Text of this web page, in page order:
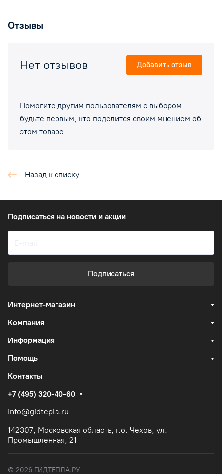
Отзывы
Помогите другим пользователям с выбором -
будьте первым, кто поделится своим мнением об
этом товаре
Нет отзывов Добавить отзыв
Назад к списку
Подписаться на новости и акции
Подписаться
Интернет-магазин
Компания
Информация
Помощь
Контакты
+7 (495) 320-40-60
info@gidtepla.ru
142307, Московская область, г.о. Чехов, ул.
Промышленная, 21
© 2026 ГИДТЕПЛА.РУ